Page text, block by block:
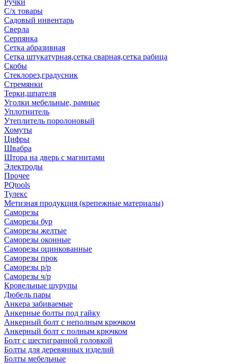
Ручки
С/х товары
Садовый инвентарь
Сверла
Серпянка
Сетка абразивная
Сетка штукатурная,сетка сварная,сетка рабица
Скобы
Стеклорез,градусник
Стремянки
Терки,шпателя
Уголки мебельные, рамные
Уплотнитель
Утеплитель поролоновый
Хомуты
Цифры
Швабра
Штора на дверь с магнитами
Электроды
Прочее
PQtools
Тулекс
Метизная продукция (крепежные материалы)
Саморезы
Саморезы бур
Саморезы желтые
Саморезы оконные
Саморезы оцинкованные
Саморезы прок
Саморезы р/р
Саморезы ч/р
Кровельные шурупы
Дюбель пары
Анкера забиваемые
Анкерные болты под гайку
Анкерный болт с неполным крючком
Анкерный болт с полным крючком
Болт с шестигранной головкой
Болты для деревянных изделий
Болты мебельные